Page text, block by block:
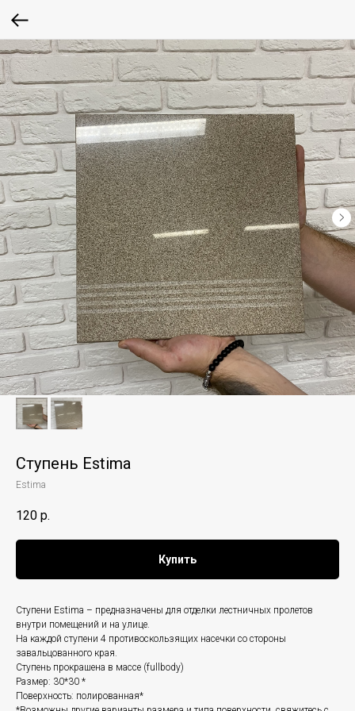
Ступень Estima
Estima
120 р.
Купить
Ступени Estima – предназначены для отделки лестничных пролетов
внутри помещений и на улице.
На каждой ступени 4 противоскользящих насечки со стороны
завальцованного края.
Ступень прокрашена в массе (fullbody)
Размер: 30*30 *
Поверхность: полированная*